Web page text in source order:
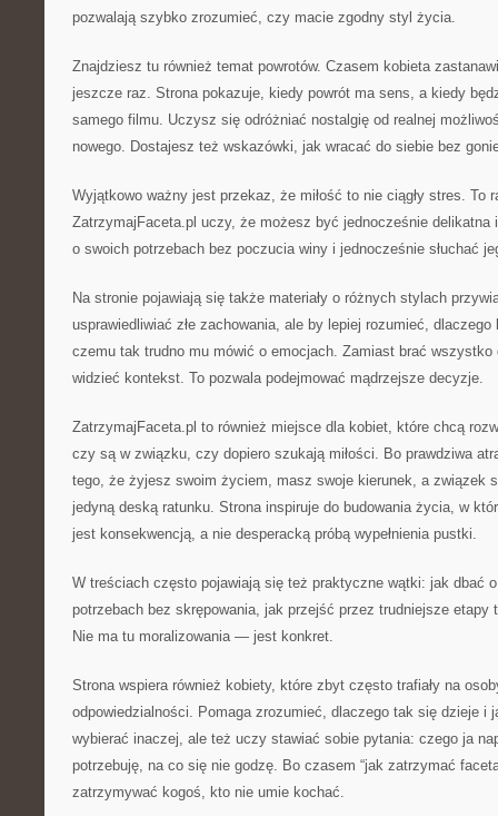
pozwalają szybko zrozumieć, czy macie zgodny styl życia.
Znajdziesz tu również temat powrotów. Czasem kobieta
jeszcze raz. Strona pokazuje, kiedy powrót ma sens, a kiedy
samego filmu. Uczysz się odróżniać nostalgię od realnej
nowego. Dostajesz też wskazówki, jak wracać do siebie bez
Wyjątkowo ważny jest przekaz, że miłość to nie ciągły stres. To
ZatrzymajFaceta.pl uczy, że możesz być jednocześnie delikatna
o swoich potrzebach bez poczucia winy i jednocześnie słuchać
Na stronie pojawiają się także materiały o różnych stylach
usprawiedliwiać złe zachowania, ale by lepiej rozumieć,
czemu tak trudno mu mówić o emocjach. Zamiast brać
widzieć kontekst. To pozwala podejmować mądrzejsze decyzje.
ZatrzymajFaceta.pl to również miejsce dla kobiet, które chcą
czy są w związku, czy dopiero szukają miłości. Bo prawdziwa
tego, że żyjesz swoim życiem, masz swoje kierunek, a związek
jedyną deską ratunku. Strona inspiruje do budowania życia, w
jest konsekwencją, a nie desperacką próbą wypełnienia pustki.
W treściach często pojawiają się też praktyczne wątki: jak dbać
potrzebach bez skrępowania, jak przejść przez trudniejsze
Nie ma tu moralizowania — jest konkret.
Strona wspiera również kobiety, które zbyt często trafiały na
odpowiedzialności. Pomaga zrozumieć, dlaczego tak się dzieje i
wybierać inaczej, ale też uczy stawiać sobie pytania: czego ja
potrzebuję, na co się nie godzę. Bo czasem “jak zatrzymać
zatrzymywać kogoś, kto nie umie kochać.